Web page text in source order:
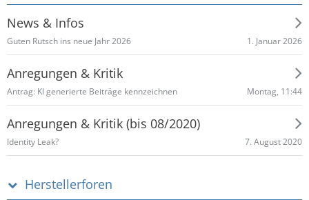
News & Infos
Guten Rutsch ins neue Jahr 2026 1. Januar 2026
Anregungen & Kritik
Antrag: KI generierte Beiträge kennzeichnen Montag, 11:44
Anregungen & Kritik (bis 08/2020)
Identity Leak? 7. August 2020
Herstellerforen